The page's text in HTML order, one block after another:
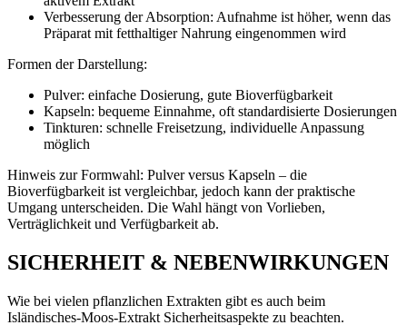
Verbesserung der Absorption: Aufnahme ist höher, wenn das
Präparat mit fetthaltiger Nahrung eingenommen wird
Formen der Darstellung:
Pulver: einfache Dosierung, gute Bioverfügbarkeit
Kapseln: bequeme Einnahme, oft standardisierte Dosierungen
Tinkturen: schnelle Freisetzung, individuelle Anpassung
möglich
Hinweis zur Formwahl: Pulver versus Kapseln – die
Bioverfügbarkeit ist vergleichbar, jedoch kann der praktische
Umgang unterscheiden. Die Wahl hängt von Vorlieben,
Verträglichkeit und Verfügbarkeit ab.
SICHERHEIT & NEBENWIRKUNGEN
Wie bei vielen pflanzlichen Extrakten gibt es auch beim
Isländisches-Moos-Extrakt Sicherheitsaspekte zu beachten.